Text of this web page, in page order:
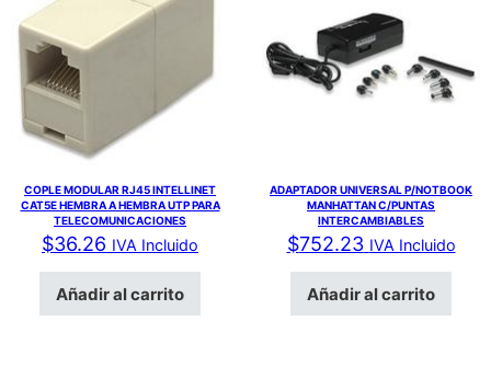
COPLE MODULAR RJ45 INTELLINET
CAT5E HEMBRA A HEMBRA UTP PARA
TELECOMUNICACIONES
$36.26 IVA Incluido
Añadir al carrito
ADAPTADOR UNIVERSAL P/NOTBOOK
MANHATTAN C/PUNTAS
INTERCAMBIABLES
$752.23 IVA Incluido
Añadir al carrito